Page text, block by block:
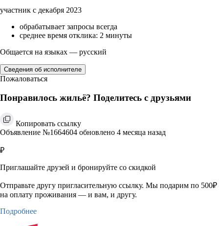
участник с декабря 2023
обрабатывает запросы всегда
среднее время отклика: 2 минуты
Общается на языках — русский
Сведения об исполнителе
Пожаловаться
Понравилось жильё? Поделитесь с друзьями
Копировать ссылку
Объявление №1664604 обновлено 4 месяца назад
₽
Приглашайте друзей и бронируйте со скидкой
Отправьте другу пригласительную ссылку. Мы подарим по 500₽
на оплату проживания — и вам, и другу.
Подробнее